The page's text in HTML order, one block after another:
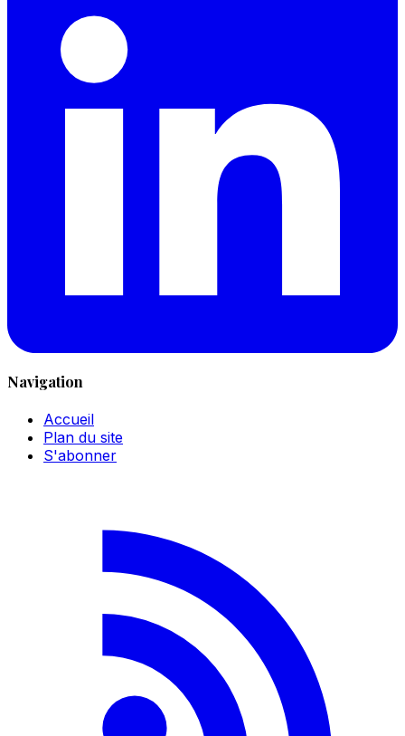
Navigation
Accueil
Plan du site
S'abonner